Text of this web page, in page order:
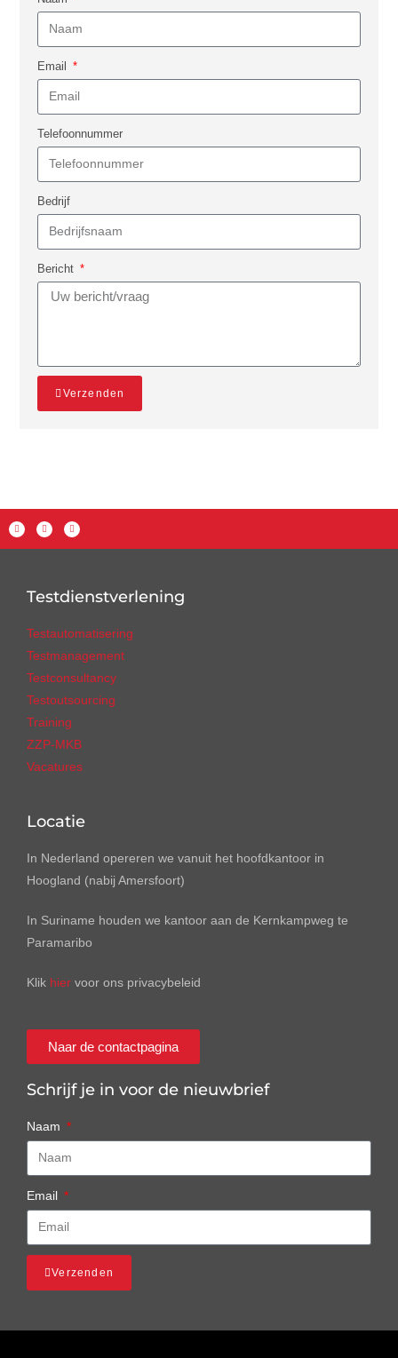
Email
Telefoonnummer
Bedrijf
Bericht
Verzenden
Testdienstverlening
Testautomatisering
Testmanagement
Testconsultancy
Testoutsourcing
Training
ZZP-MKB
Vacatures
Locatie
In Nederland opereren we vanuit het hoofdkantoor in
Hoogland (nabij Amersfoort)
In Suriname houden we kantoor aan de Kernkampweg te
Paramaribo
Klik hier voor ons privacybeleid
Naar de contactpagina
Schrijf je in voor de nieuwbrief
Naam
Email
Verzenden